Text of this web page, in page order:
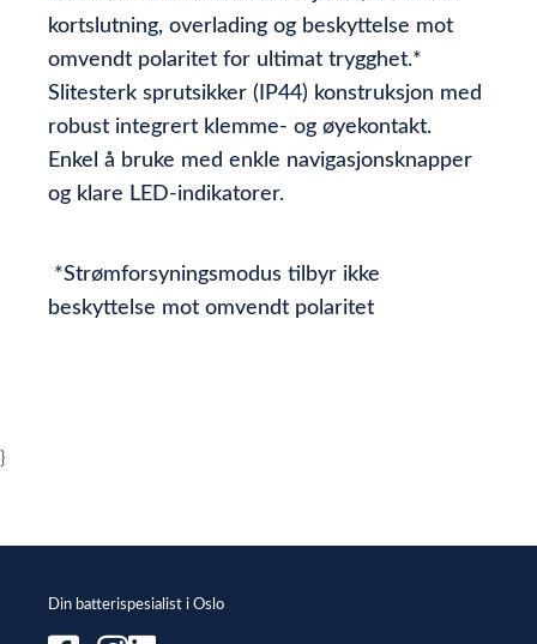
kortslutning, overlading og beskyttelse mot
omvendt polaritet for ultimat trygghet.*
Slitesterk sprutsikker (IP44) konstruksjon med
robust integrert klemme- og øyekontakt.
Enkel å bruke med enkle navigasjonsknapper
og klare LED-indikatorer.
*Strømforsyningsmodus tilbyr ikke
beskyttelse mot omvendt polaritet
}
Din batterispesialist i Oslo